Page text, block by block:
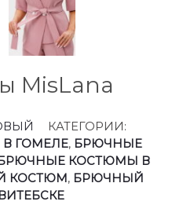
MisLana
КАТЕГОРИИ:
ГОМЕЛЕ, БРЮЧНЫЕ
КОСТЮМЫ В
КОСТЮМ, БРЮЧНЫЙ